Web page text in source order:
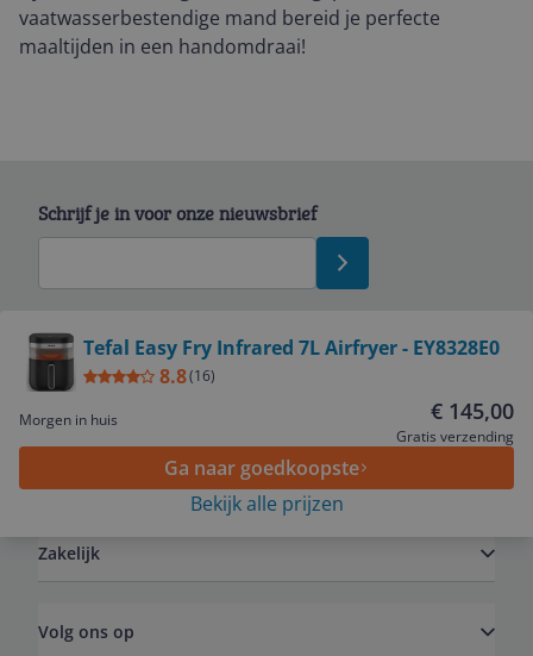
vaatwasserbestendige mand bereid je perfecte
maaltijden in een handomdraai!
Tefal Easy Fry Infrared 7L Airfryer - EY8328E0
8.8(16)
Morgen in huis € 145,00
Gratis verzending
Ga naar goedkoopste
Bekijk alle prijzen
Schrijf je in voor onze nieuwsbrief
Service
Zakelijk
Volg ons op